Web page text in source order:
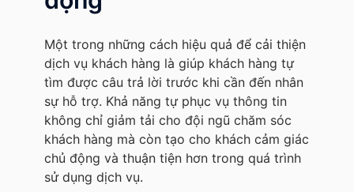
Một trong những cách hiệu quả để cải thiện
dịch vụ khách hàng là giúp khách hàng tự
tìm được câu trả lời trước khi cần đến nhân
sự hỗ trợ. Khả năng tự phục vụ thông tin
không chỉ giảm tải cho đội ngũ chăm sóc
khách hàng mà còn tạo cho khách cảm giác
chủ động và thuận tiện hơn trong quá trình
sử dụng dịch vụ.